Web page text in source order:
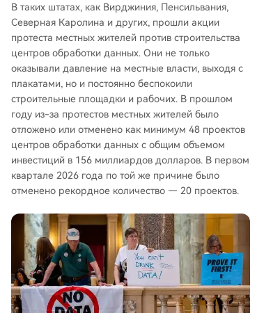
В таких штатах, как Вирджиния, Пенсильвания,
Северная Каролина и других, прошли акции
протеста местных жителей против строительства
центров обработки данных. Они не только
оказывали давление на местные власти, выходя с
плакатами, но и постоянно беспокоили
строительные площадки и рабочих. В прошлом
году из-за протестов местных жителей было
отложено или отменено как минимум 48 проектов
центров обработки данных с общим объемом
инвестиций в 156 миллиардов долларов. В первом
квартале 2026 года по той же причине было
отменено рекордное количество — 20 проектов.